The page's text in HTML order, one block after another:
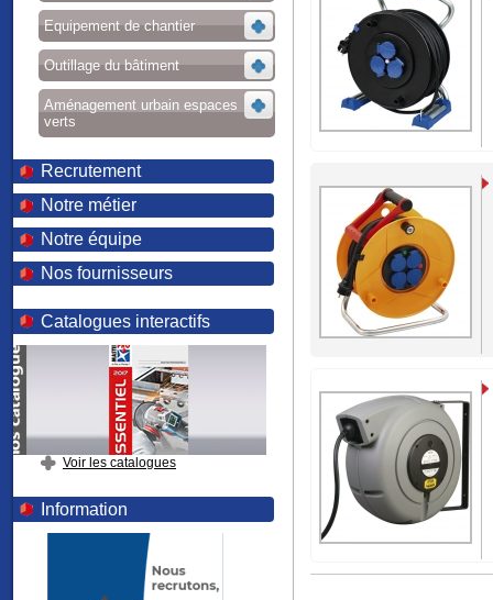
Equipement de chantier
Outillage du bâtiment
Aménagement urbain espaces
verts
Recrutement
Notre métier
Notre équipe
Nos fournisseurs
Catalogues interactifs
Voir les catalogues
Information